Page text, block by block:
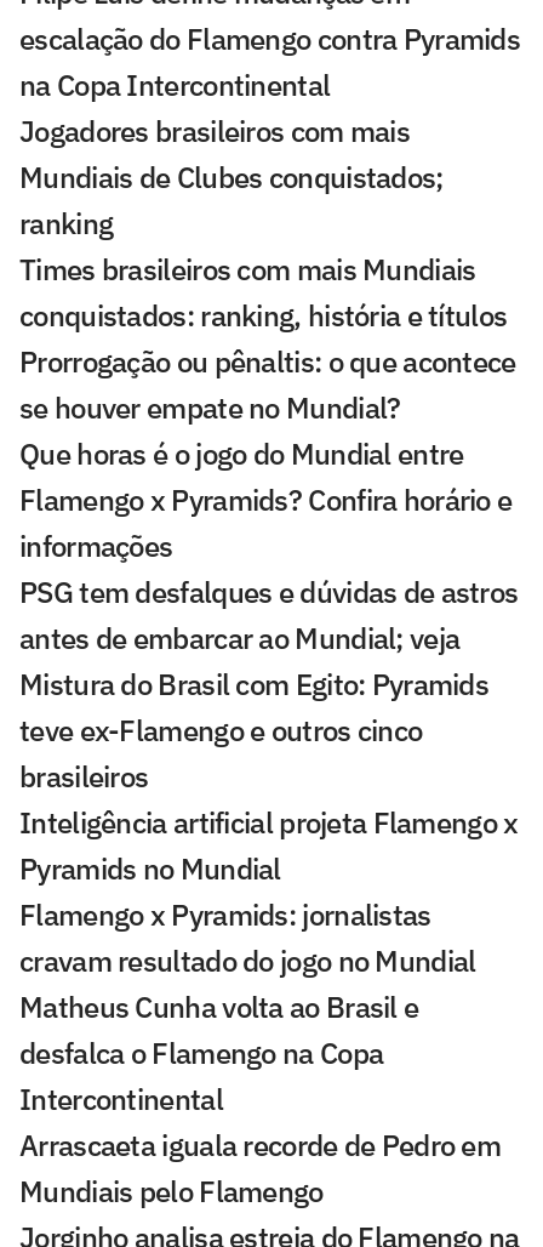
escalação do Flamengo contra Pyramids
na Copa Intercontinental
Jogadores brasileiros com mais
Mundiais de Clubes conquistados;
ranking
Times brasileiros com mais Mundiais
conquistados: ranking, história e títulos
Prorrogação ou pênaltis: o que acontece
se houver empate no Mundial?
Que horas é o jogo do Mundial entre
Flamengo x Pyramids? Confira horário e
informações
PSG tem desfalques e dúvidas de astros
antes de embarcar ao Mundial; veja
Mistura do Brasil com Egito: Pyramids
teve ex-Flamengo e outros cinco
brasileiros
Inteligência artificial projeta Flamengo x
Pyramids no Mundial
Flamengo x Pyramids: jornalistas
cravam resultado do jogo no Mundial
Matheus Cunha volta ao Brasil e
desfalca o Flamengo na Copa
Intercontinental
Arrascaeta iguala recorde de Pedro em
Mundiais pelo Flamengo
Jorginho analisa estreia do Flamengo na